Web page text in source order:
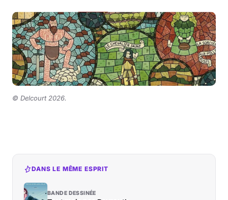
© Delcourt 2026.
DANS LE MÊME ESPRIT
BANDE DESSINÉE